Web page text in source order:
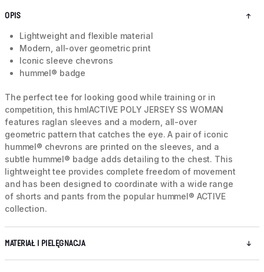
OPIS
Lightweight and flexible material
Modern, all-over geometric print
Iconic sleeve chevrons
hummel® badge
The perfect tee for looking good while training or in
competition, this hmlACTIVE POLY JERSEY SS WOMAN
features raglan sleeves and a modern, all-over
geometric pattern that catches the eye. A pair of iconic
hummel® chevrons are printed on the sleeves, and a
subtle hummel® badge adds detailing to the chest. This
lightweight tee provides complete freedom of movement
and has been designed to coordinate with a wide range
of shorts and pants from the popular hummel® ACTIVE
collection.
MATERIAŁ I PIELĘGNACJA